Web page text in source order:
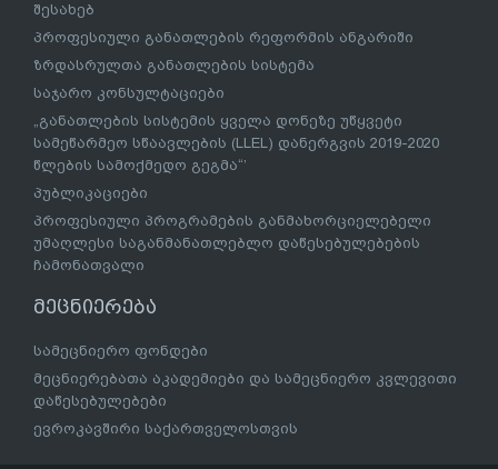
შესახებ
პროფესიული განათლების რეფორმის ანგარიში
ზრდასრულთა განათლების სისტემა
საჯარო კონსულტაციები
„განათლების სისტემის ყველა დონეზე უწყვეტი
სამეწარმეო სწაავლების (LLEL) დანერგვის 2019-2020
წლების სამოქმედო გეგმა“’
პუბლიკაციები
პროფესიული პროგრამების განმახორციელებელი
უმაღლესი საგანმანათლებლო დაწესებულებების
ჩამონათვალი
მეცნიერება
სამეცნიერო ფონდები
მეცნიერებათა აკადემიები და სამეცნიერო კვლევითი
დაწესებულებები
ევროკავშირი საქართველოსთვის